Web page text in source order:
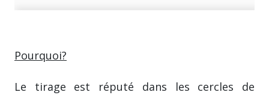
Pourquoi?
Le tirage est réputé dans les cercles de